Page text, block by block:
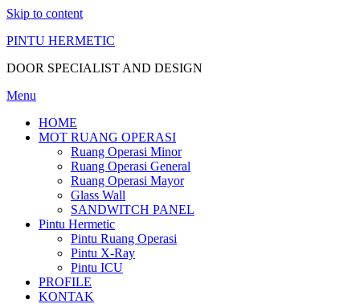
Skip to content
PINTU HERMETIC
DOOR SPECIALIST AND DESIGN
Menu
HOME
MOT RUANG OPERASI
Ruang Operasi Minor
Ruang Operasi General
Ruang Operasi Mayor
Glass Wall
SANDWITCH PANEL
Pintu Hermetic
Pintu Ruang Operasi
Pintu X-Ray
Pintu ICU
PROFILE
KONTAK